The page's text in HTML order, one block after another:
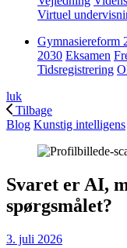
Virtuel
Gymnasiereform
2030 Eksamen
Tidsregistrering
luk
Tilbage
Blog Kunstig intelligens
Svaret er AI,
spørgsmålet?
3. juli 2026